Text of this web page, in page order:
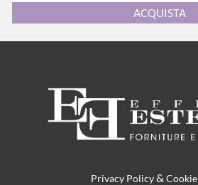
Quantità
ACQUISTA
Privacy Policy&